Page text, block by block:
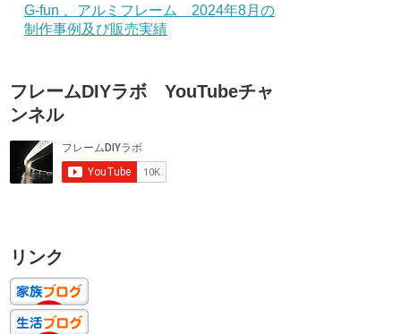
G-fun 、アルミフレーム 2024年8月の
制作事例及び販売実績
フレームDIYラボ YouTubeチャ
ンネル
リンク